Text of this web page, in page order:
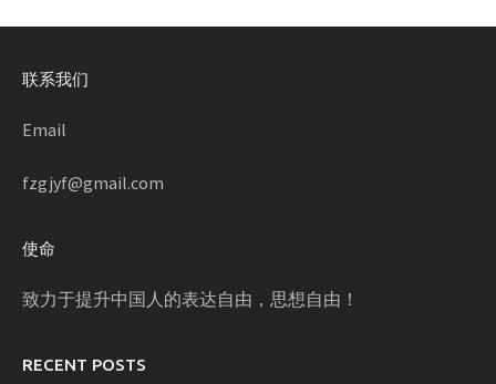
联系我们
Email
fzgjyf@gmail.com
使命
致力于提升中国人的表达自由，思想自由！
RECENT POSTS